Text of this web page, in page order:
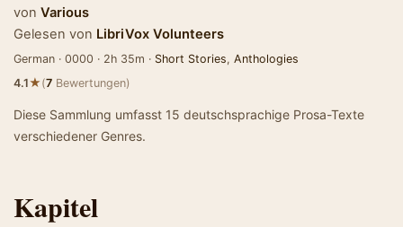
von Various
Gelesen von LibriVox Volunteers
German · 0000 · 2h 35m · Short Stories, Anthologies
4.1★(7 Bewertungen)
Diese Sammlung umfasst 15 deutschsprachige Prosa-Texte
verschiedener Genres.
Kapitel